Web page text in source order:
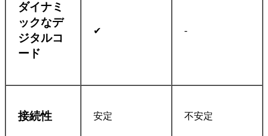
ダイナミ
ックなデ
ジタルコ
ード
✔ -
接続性 安定 不安定